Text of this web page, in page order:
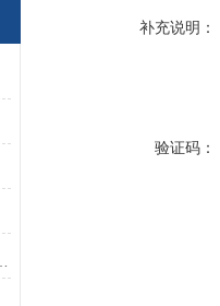
补充说明：
验证码：